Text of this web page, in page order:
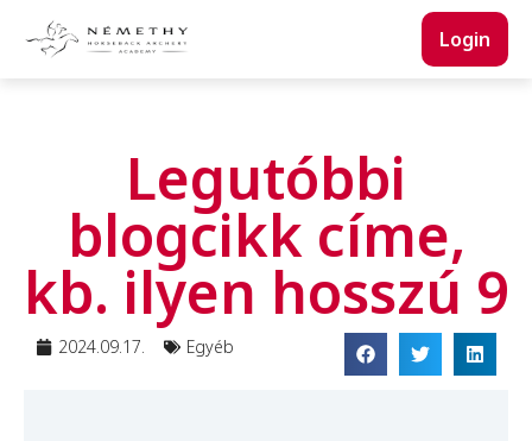
Login
Legutóbbi
blogcikk címe,
kb. ilyen hosszú 9
2024.09.17. Egyéb